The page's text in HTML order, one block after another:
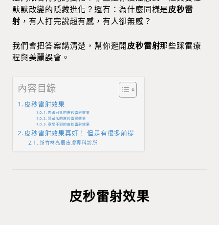
默默改變的隱藏進化？還有：為什麼同樣是皮秒雷
射 ，有人打完說超有感，有人卻無感？
我們會把答案講清楚，幫你避開皮秒雷射那些踩雷療
程與美麗誤會。
內容目錄
皮秒雷射效果
肉眼可見的皮秒雷射效果
隱藏版的皮秒雷射效果
意想不到的皮秒雷射效果
皮秒雷射效果真好！ 但是有很多前提
新竹林亮辰皮膚專科診所
皮秒雷射效果